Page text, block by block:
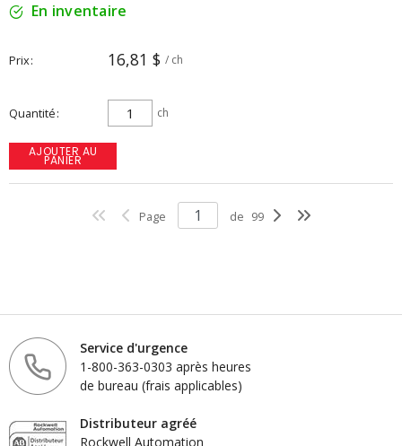
En inventaire
Prix 16,81 $ / ch
Quantité ch
AJOUTER AU
PANIER
Page de 99
Service d'urgence
1-800-363-0303 après heures
de bureau (frais applicables)
Distributeur agréé
Rockwell Automation